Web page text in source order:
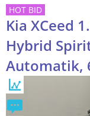
Kia XCeed
Hybrid
Automatik,